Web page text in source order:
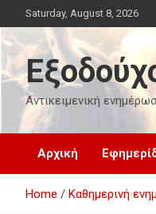
to
content
Saturday, August 8, 2026
Αντικειμενική
Αρχική
Home Καθημερινή